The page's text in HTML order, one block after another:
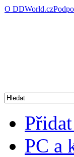
O DDWorld.cz
PC a